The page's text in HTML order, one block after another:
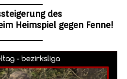
des
Heimspiel gegen Fenne!